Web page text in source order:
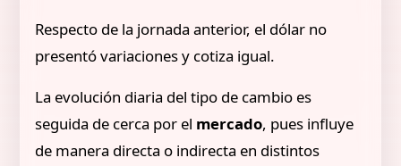
Respecto de la jornada anterior, el dólar no
presentó variaciones y cotiza igual.
La evolución diaria del tipo de cambio es
seguida de cerca por el mercado, pues influye
de manera directa o indirecta en distintos